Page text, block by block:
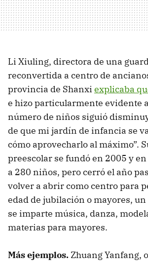
Li Xiuling, directora de una
reconvertida a centro de
provincia de Shanxi explicaba
e hizo particularmente evidente
número de niños siguió
de que mi jardín de infancia se
cómo aprovecharlo al máximo”.
preescolar se fundó en 2005 y
a 280 niños, pero cerró el año
volver a abrir como centro para
edad de jubilación o mayores,
se imparte música, danza,
materias para mayores.
Más ejemplos. Zhuang Yanfang,